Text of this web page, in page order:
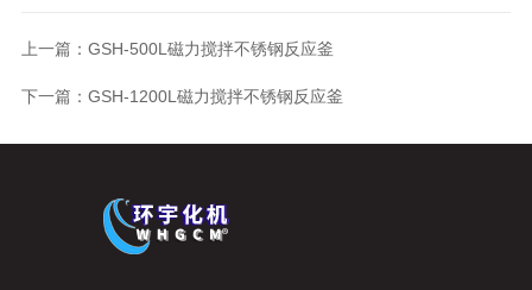
上一篇： GSH-500L磁力搅拌不锈钢反应釜
下一篇： GSH-1200L磁力搅拌不锈钢反应釜